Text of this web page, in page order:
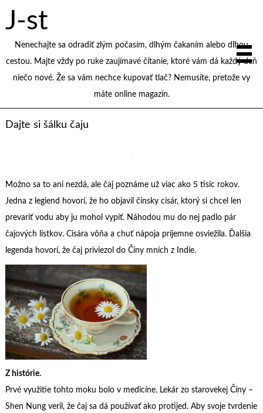
J-st
Nenechajte sa odradiť zlým počasím, dlhým čakaním alebo dlhou
cestou. Majte vždy po ruke zaujímavé čítanie, ktoré vám dá každý deň
niečo nové. Že sa vám nechce kupovať tlač? Nemusíte, pretože vy
máte online magazín.
Dajte si šálku čaju
Možno sa to ani nezdá, ale čaj poznáme už viac ako 5 tisíc rokov.
Jedna z legiend hovorí, že ho objavil čínsky cisár, ktorý si chcel len
prevariť vodu aby ju mohol vypiť. Náhodou mu do nej padlo pár
čajových lístkov. Cisára vôňa a chuť nápoja príjemne osviežila. Ďalšia
legenda hovorí, že čaj priviezol do Číny mních z Indie.
Z histórie.
Prvé využitie tohto moku bolo v medicíne. Lekár zo starovekej Číny –
Shen Nung veril, že čaj sa dá používať ako protijed. Aby svoje tvrdenie